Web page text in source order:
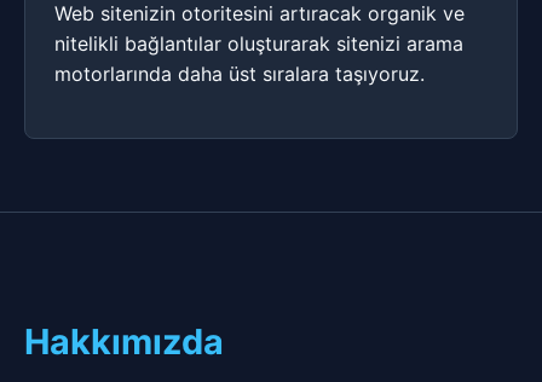
Web sitenizin otoritesini artıracak organik ve
nitelikli bağlantılar oluşturarak sitenizi arama
motorlarında daha üst sıralara taşıyoruz.
Hakkımızda